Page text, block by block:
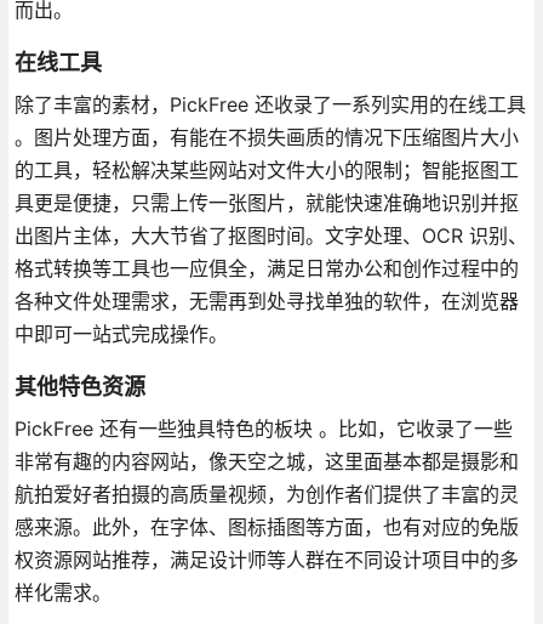
而出。
在线工具
除了丰富的素材，PickFree 还收录了一系列实用的在线工具
。图片处理方面，有能在不损失画质的情况下压缩图片大小
的工具，轻松解决某些网站对文件大小的限制；智能抠图工
具更是便捷，只需上传一张图片，就能快速准确地识别并抠
出图片主体，大大节省了抠图时间。文字处理、OCR 识别、
格式转换等工具也一应俱全，满足日常办公和创作过程中的
各种文件处理需求，无需再到处寻找单独的软件，在浏览器
中即可一站式完成操作。
其他特色资源
PickFree 还有一些独具特色的板块 。比如，它收录了一些
非常有趣的内容网站，像天空之城，这里面基本都是摄影和
航拍爱好者拍摄的高质量视频，为创作者们提供了丰富的灵
感来源。此外，在字体、图标插图等方面，也有对应的免版
权资源网站推荐，满足设计师等人群在不同设计项目中的多
样化需求。